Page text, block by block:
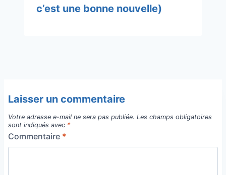
c’est une bonne nouvelle)
Laisser un commentaire
Votre adresse e-mail ne sera pas publiée. Les champs obligatoires
sont indiqués avec *
Commentaire *